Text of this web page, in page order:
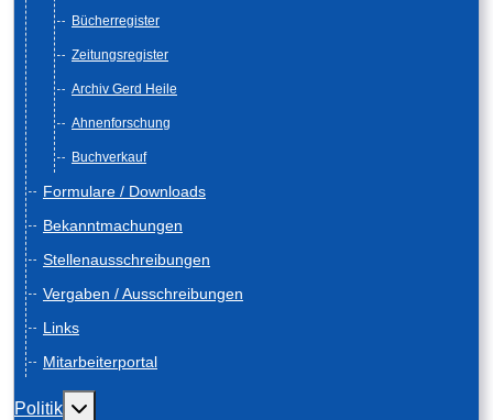
Bücherregister
Zeitungsregister
Archiv Gerd Heile
Ahnenforschung
Buchverkauf
Formulare / Downloads
Bekanntmachungen
Stellenausschreibungen
Vergaben / Ausschreibungen
Links
Mitarbeiterportal
Politik Weitere Informationen: Politik